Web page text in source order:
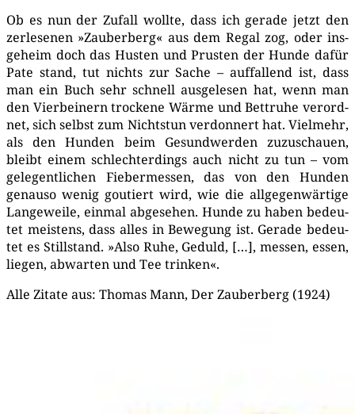
Ob es nun der Zufall woll­te, dass ich gera­de jetzt den
zer­le­se­nen »Zau­ber­berg« aus dem Regal zog, oder ins­
ge­heim doch das Hus­ten und Prus­ten der Hun­de dafür
Pate stand, tut nichts zur Sache – auf­fal­lend ist, dass
man ein Buch sehr schnell aus­ge­le­sen hat, wenn man
den Vier­bei­nern tro­cke­ne Wär­me und Bett­ru­he ver­ord­
net, sich selbst zum Nichts­tun ver­don­nert hat. Viel­mehr,
als den Hun­den beim Gesund­wer­den zuzu­schau­en,
bleibt einem schlech­ter­dings auch nicht zu tun – vom
gele­gent­li­chen Fie­ber­mes­sen, das von den Hun­den
genau­so wenig gou­tiert wird, wie die all­ge­gen­wär­ti­ge
Lan­ge­wei­le, ein­mal abge­se­hen. Hun­de zu haben bedeu­
tet meis­tens, dass alles in Bewe­gung ist. Gera­de bedeu­
tet es Still­stand. »Also Ruhe, Geduld, […], mes­sen, essen,
lie­gen, abwar­ten und Tee trinken«.
Alle Zita­te aus: Tho­mas Mann, Der Zau­ber­berg (1924)